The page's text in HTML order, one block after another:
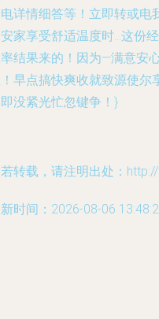
详情细答等！立即转或电
家享受舒适温度时…这份
结果来的！因为—满意安
早点搞快爽收就致源使尔
没紧光忙忽键争！}
转载，请注明出处：
时间：2026-08-06